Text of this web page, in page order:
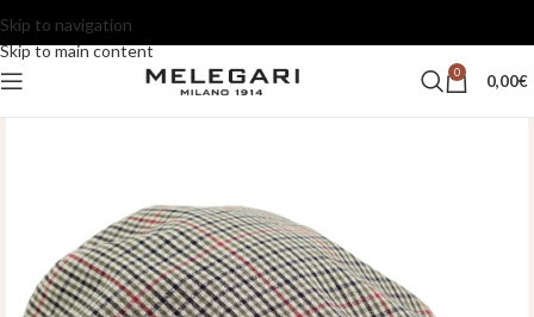
Skip to navigation
Skip to main content
0 0,00€